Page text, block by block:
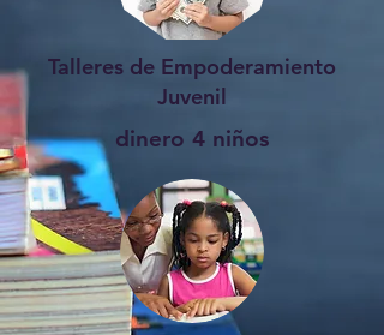
Talleres de Empoderamiento
Juvenil
dinero 4 niños